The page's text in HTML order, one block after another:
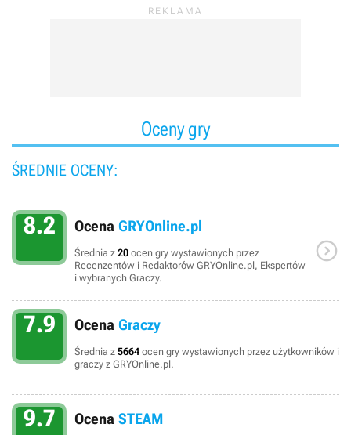
Oceny gry
ŚREDNIE OCENY:
8.2 Ocena GRYOnline.pl
Średnia z 20 ocen gry wystawionych przez
Recenzentów i Redaktorów GRYOnline.pl, Ekspertów
i wybranych Graczy.

7.9 Ocena Graczy
Średnia z 5664 ocen gry wystawionych przez użytkowników i
graczy z GRYOnline.pl.
9.7 Ocena STEAM